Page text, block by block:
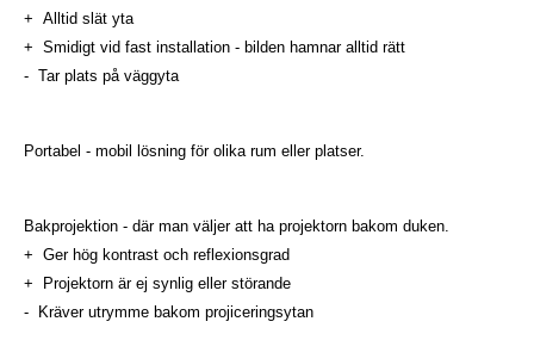
+ Alltid slät yta
+ Smidigt vid fast installation - bilden hamnar alltid rätt
- Tar plats på väggyta
Portabel - mobil lösning för olika rum eller platser.
Bakprojektion - där man väljer att ha projektorn bakom duken.
+ Ger hög kontrast och reflexionsgrad
+ Projektorn är ej synlig eller störande
- Kräver utrymme bakom projiceringsytan